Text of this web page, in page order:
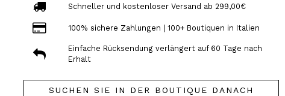
Schneller und kostenloser Versand ab 299,00€
100% sichere Zahlungen | 100+ Boutiquen in Italien
Einfache Rücksendung verlängert auf 60 Tage nach
Erhalt
SUCHEN SIE IN DER BOUTIQUE DANACH